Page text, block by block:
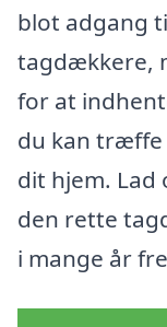
blot adgang
tagdækkere,
for at
du kan træffe
dit hjem.
den rette
i mange år